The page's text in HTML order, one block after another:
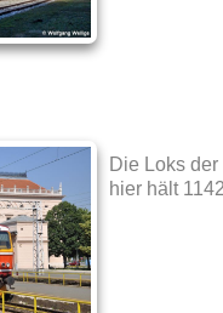
Die Loks
hier hält